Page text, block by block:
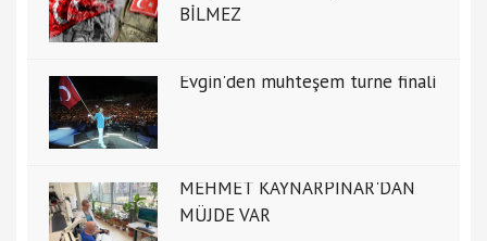
BİLMEZ
Evgin'den muhteşem turne finali
MEHMET KAYNARPINAR'DAN
MÜJDE VAR